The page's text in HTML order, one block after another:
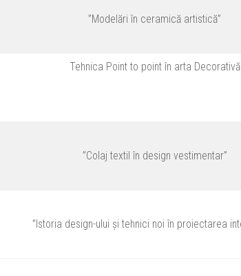
”Modelări în ceramică artistică”
Tehnica Point to point în arta Decorativă
”Colaj textil în design vestimentar”
”Istoria design-ului și tehnici noi în proiectarea